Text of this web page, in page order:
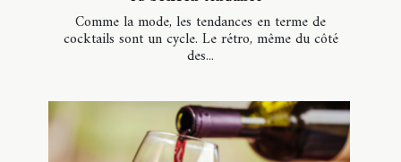
Comme la mode, les tendances en terme de
cocktails sont un cycle. Le rétro, même du côté
des...